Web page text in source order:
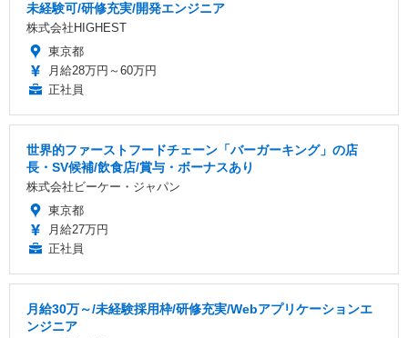
未経験可/研修充実/開発エンジニア
株式会社HIGHEST
東京都
月給28万円～60万円
正社員
世界的ファーストフードチェーン「バーガーキング」の店
長・SV候補/飲食店/賞与・ボーナスあり
株式会社ビーケー・ジャパン
東京都
月給27万円
正社員
月給30万～/未経験採用枠/研修充実/Webアプリケーションエ
ンジニア